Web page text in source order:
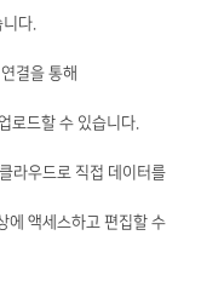
다.
결을 통해
로드할 수 있습니다.
라우드로 직접 데이터를
에 액세스하고 편집할 수